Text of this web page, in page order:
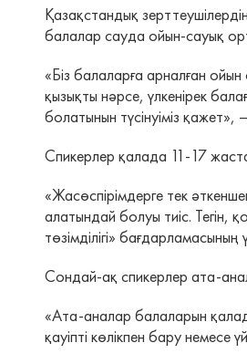
Қазақстандық
балалар сауда ойын-сауық
«Біз балаларға арналған
қызықты нәрсе, үлкенірек
болатынын түсінуіміз
Спикерлер қалада 11-17
«Жасөспірімдерге тек
алатындай болуы тиіс.
төзімділігі»
Сондай-ақ спикерлер ата-
«Ата-аналар балаларын
қауіпті көлікпен бару